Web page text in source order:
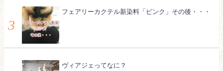
フェアリーカクテル新染料「ピンク」その後・・・
ヴィアジェってなに？